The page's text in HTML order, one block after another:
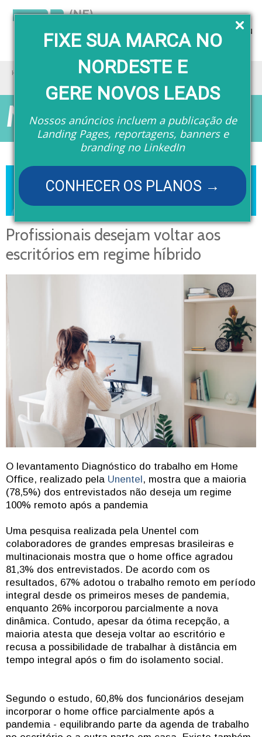
FIXE SUA MARCA NO
NORDESTE E
GERE NOVOS LEADS
Nossos anúncios incluem a publicação de
Landing Pages, reportagens, banners e
branding no LinkedIn
CONHECER OS PLANOS →
Menu
Home
Matérias
Profissionais desejam voltar aos
escritórios em regime híbrido
O levantamento Diagnóstico do trabalho em Home
Office, realizado pela Unentel, mostra que a maioria
(78,5%) dos entrevistados não deseja um regime
100% remoto após a pandemia
Uma pesquisa realizada pela Unentel com
colaboradores de grandes empresas brasileiras e
multinacionais mostra que o home office agradou
81,3% dos entrevistados. De acordo com os
resultados, 67% adotou o trabalho remoto em período
integral desde os primeiros meses de pandemia,
enquanto 26% incorporou parcialmente a nova
dinâmica. Contudo, apesar da ótima recepção, a
maioria atesta que deseja voltar ao escritório e
recusa a possibilidade de trabalhar à distância em
tempo integral após o fim do isolamento social.
Segundo o estudo, 60,8% dos funcionários desejam
incorporar o home office parcialmente após a
pandemia - equilibrando parte da agenda de trabalho